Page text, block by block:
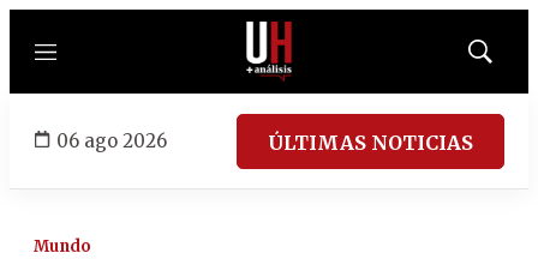
Menú
Mostrar
06 ago 2026 ÚLTIMAS NOTICIAS
Mundo